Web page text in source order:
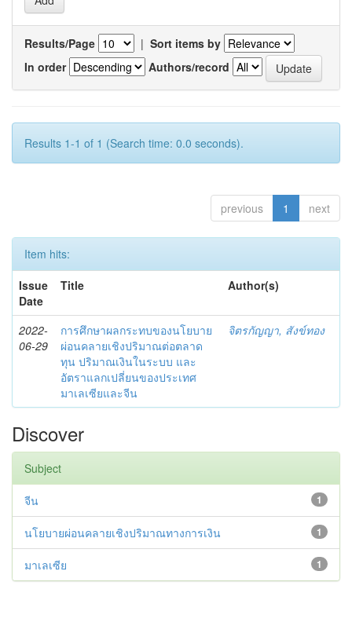
Results/Page | Sort items by
In order
Authors/record
Results 1-1 of 1 (Search time: 0.0 seconds).
previous 1 next
Item hits:
Issue
Date
Title Author(s)
2022-
06-29
การศึกษาผลกระทบของนโยบาย
ผ่อนคลายเชิงปริมาณต่อตลาด
ทุน ปริมาณเงินในระบบ และ
อัตราแลกเปลี่ยนของประเทศ
มาเลเซียและจีน
จิตรกัญญา, สังข์ทอง
Discover
Subject
1
จีน
1
นโยบายผ่อนคลายเชิงปริมาณทางการเงิน
1
มาเลเซีย